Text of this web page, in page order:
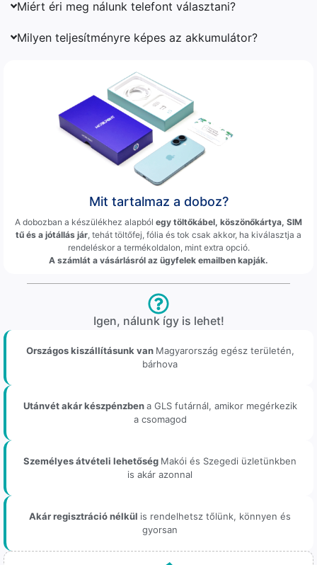
Miért éri meg nálunk telefont választani?
Milyen teljesítményre képes az akkumulátor?
Mit tartalmaz a doboz?
A dobozban a készülékhez alapból egy töltőkábel, köszönőkártya, SIM
tű és a jótállás jár , tehát töltőfej, fólia és tok csak akkor, ha kiválasztja a
rendeléskor a termékoldalon, mint extra opció.
A számlát a vásárlásról az ügyfelek emailben kapják.
Igen, nálunk így is lehet!
Országos kiszállításunk van Magyarország egész területén,
bárhova
Utánvét akár készpénzbena GLS futárnál, amikor megérkezik
a csomagod
Személyes átvételi lehetőség Makói és Szegedi üzletünkben
is akár azonnal
Akár regisztráció nélkül is rendelhetsz tőlünk, könnyen és
gyorsan